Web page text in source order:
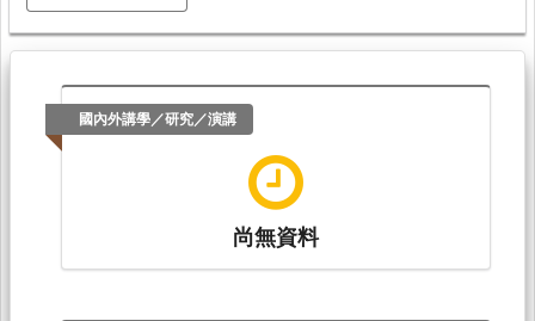
國內外講學／研究／演講
尚無資料